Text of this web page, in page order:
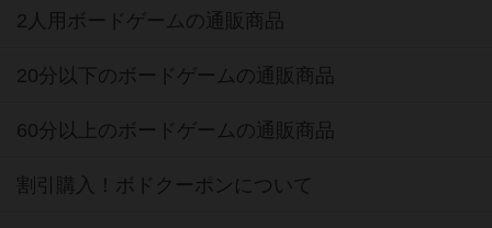
2人用ボードゲームの通販商品
20分以下のボードゲームの通販商品
60分以上のボードゲームの通販商品
割引購入！ボドクーポンについて